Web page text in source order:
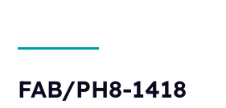
FAB/PH8-1418